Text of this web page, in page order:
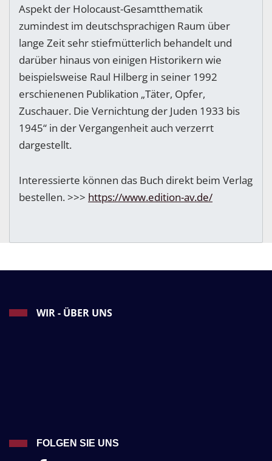
Aspekt der Holocaust-Gesamtthematik
zumindest im deutschsprachigen Raum über
lange Zeit sehr stiefmütterlich behandelt und
darüber hinaus von einigen Historikern wie
beispielsweise Raul Hilberg in seiner 1992
erschienenen Publikation „Täter, Opfer,
Zuschauer. Die Vernichtung der Juden 1933 bis
1945“ in der Vergangenheit auch verzerrt
dargestellt.
Interessierte können das Buch direkt beim Verlag
bestellen. >>> https://www.edition-av.de/
WIR - ÜBER UNS
FOLGEN SIE UNS